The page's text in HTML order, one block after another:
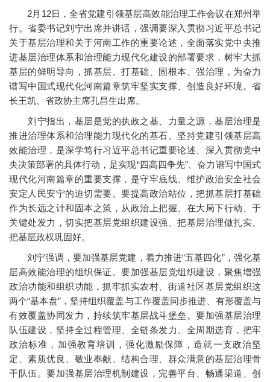
2月12日，全省党建引领基层高效能治理工作会议在郑州举
行。省委书记刘宁出席并讲话，强调要深入贯彻习近平总书记
关于基层治理和关于河南工作的重要论述，全面落实党中央推
进基层治理体系和治理能力现代化建设的部署要求，树牢大抓
基层的鲜明导向，抓基层、打基础、固根本、强治理，为奋力
谱写中国式现代化河南篇章筑牢坚实支撑、创造良好环境。省
长王凯、省政协主席孔昌生出席。
刘宁指出，基层是党的执政之基、力量之源，基层治理是
推进治理体系和治理能力现代化的基石。坚持党建引领基层高
效能治理，是深学笃行习近平总书记重要论述、深入贯彻党中
央决策部署的具体行动，是实现“四高四争先”、奋力谱写中国式
现代化河南篇章的重要支撑，是守牢底线、维护政治安全社会
安定人民安宁的迫切需要。要提高政治站位，把抓基层打基础
作为长远之计和固本之策，从政治上把握、在大局下行动、于
关键处发力，切实把基层党组织建设强、把基层治理做扎实、
把基层政权巩固好。
刘宁强调，要加强基层党建，着力推进“五基四化”，强化基
层高效能治理的组织保证。要加强基层党组织建设，聚焦增强
政治功能和组织功能，抓牢抓实农村、街道社区基层党组织这
两个“基本盘”，坚持组织覆盖与工作覆盖同步推进、有形覆盖与
有效覆盖协同发力，持续筑牢基层战斗堡垒。要加强基层治理
队伍建设，坚持全过程管理、全链条发力、全周期选育，把牢
政治标准，加强教育培训，强化激励保障，造就一支政治坚
定、素质优良、敬业奉献、结构合理、群众满意的基层治理骨
干队伍。要加强基层治理机制建设，完善平台、畅通渠道、创